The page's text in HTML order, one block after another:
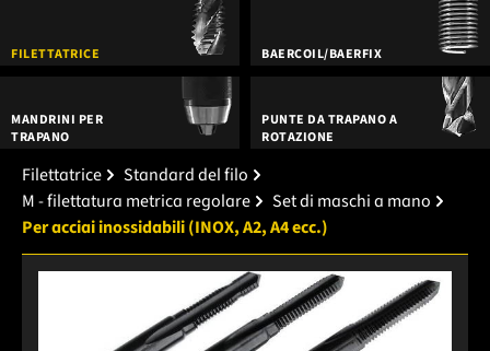
FILETTATRICE BAERCOIL/BAERFIX
MANDRINI PER
TRAPANO
PUNTE DA TRAPANO A
ROTAZIONE
Filettatrice
Standard del filo
M - filettatura metrica regolare
Set di maschi a mano
Per acciai inossidabili (INOX, A2, A4 ecc.)
Salta la galleria di immagini